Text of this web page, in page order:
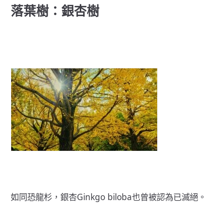
落葉樹：銀杏樹
如同恐龍杉， 銀杏Ginkgo biloba也曾被認為已滅絕。